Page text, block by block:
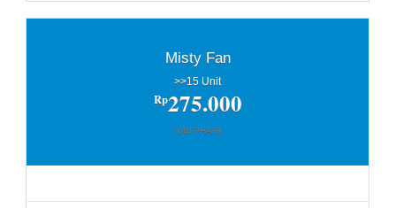
Misty Fan
>>15 Unit
Rp275.000
/UNIT/HARI